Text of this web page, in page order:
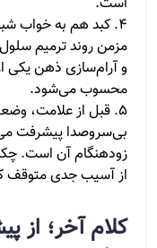
4. کبد هم به خواب
مزمن روند ترمیم
و آرام‌سازی ذهن یکی
محسوب می‌شود.
5. قبل از علامت،
بی‌سروصدا پیشرفت
زودهنگام آن است.
از آسیب جدی متوقف
کلام آخر؛ از